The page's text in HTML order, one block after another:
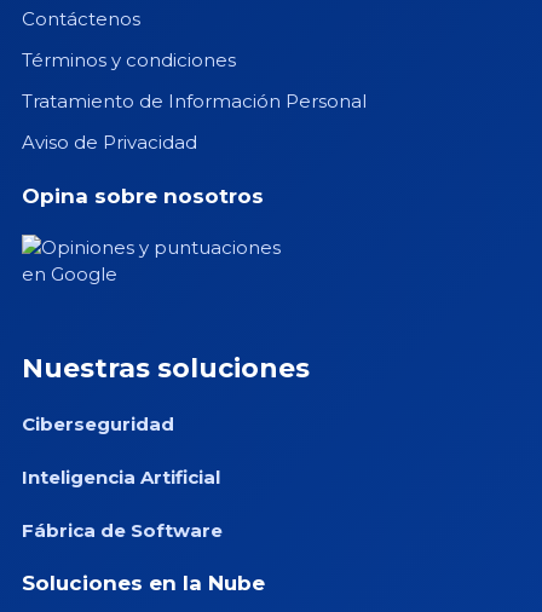
Contáctenos
Términos y condiciones
Tratamiento de Información Personal
Aviso de Privacidad
Opina sobre nosotros
Nuestras soluciones
Ciberseguridad
Inteligencia Artificial
Fábrica de Software
Soluciones en la Nube